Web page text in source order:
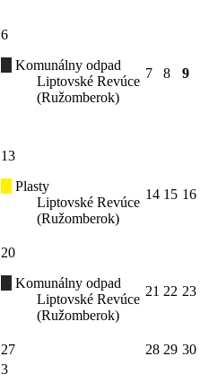
6
Komunálny odpad
Liptovské Revúce
(Ružomberok)
7 8 9
13
Plasty
Liptovské Revúce
(Ružomberok)
14 15 16
20
Komunálny odpad
Liptovské Revúce
(Ružomberok)
21 22 23
27 28 29 30
3